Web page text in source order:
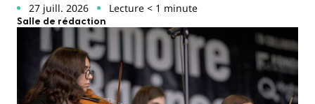
27 juill. 2026 Lecture < 1 minute
Salle de rédaction